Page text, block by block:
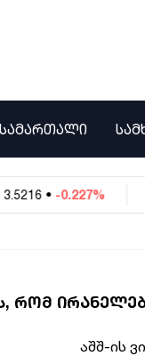
ᲡᲐᲛᲐᲠᲗᲐᲚᲘ
• -0.227%
ᲠᲝᲛ
აშშ-ის